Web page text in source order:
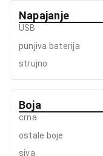
Napajanje
USB
punjiva baterija
strujno
Boja
crna
ostale boje
siva